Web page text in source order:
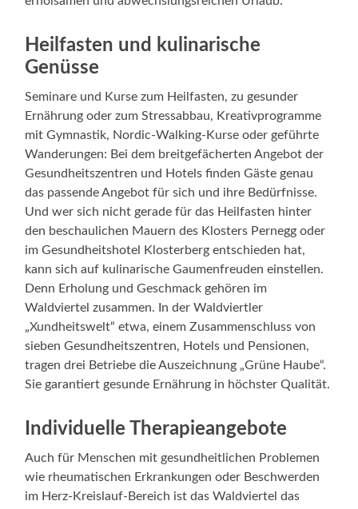
Heilfasten und kulinarische
Genüsse
Seminare und Kurse zum Heilfasten, zu gesunder
Ernährung oder zum Stressabbau, Kreativprogramme
mit Gymnastik, Nordic-Walking-Kurse oder geführte
Wanderungen: Bei dem breitgefächerten Angebot der
Gesundheitszentren und Hotels finden Gäste genau
das passende Angebot für sich und ihre Bedürfnisse.
Und wer sich nicht gerade für das Heilfasten hinter
den beschaulichen Mauern des Klosters Pernegg oder
im Gesundheitshotel Klosterberg entschieden hat,
kann sich auf kulinarische Gaumenfreuden einstellen.
Denn Erholung und Geschmack gehören im
Waldviertel zusammen. In der Waldviertler
„Xundheitswelt“ etwa, einem Zusammenschluss von
sieben Gesundheitszentren, Hotels und Pensionen,
tragen drei Betriebe die Auszeichnung „Grüne Haube“.
Sie garantiert gesunde Ernährung in höchster Qualität.
Individuelle Therapieangebote
Auch für Menschen mit gesundheitlichen Problemen
wie rheumatischen Erkrankungen oder Beschwerden
im Herz-Kreislauf-Bereich ist das Waldviertel das